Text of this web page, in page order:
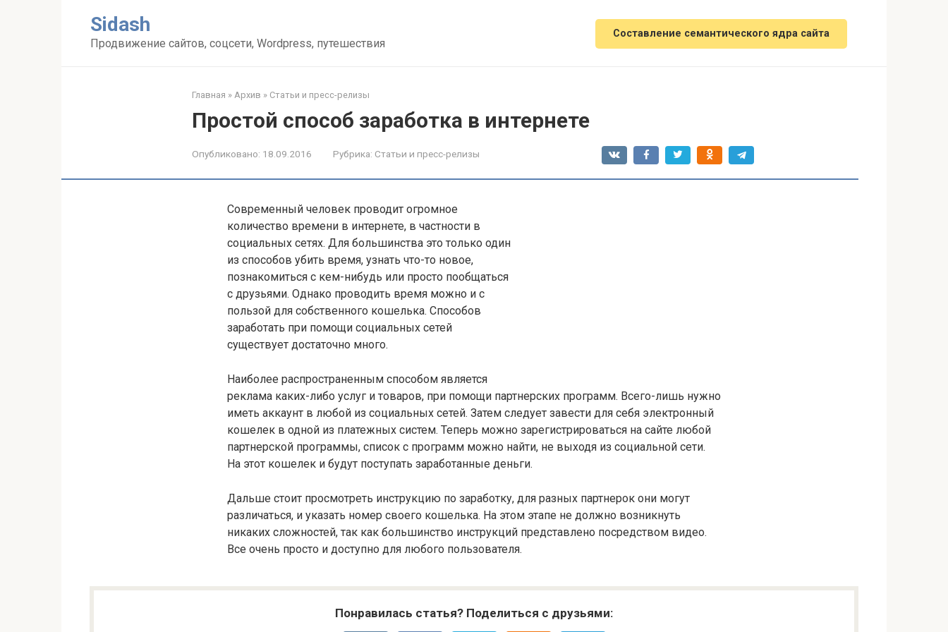
Sidash
Продвижение сайтов, соцсети, Wordpress, путешествия
Составление семантического ядра сайта
Главная » Архив » Статьи и пресс-релизы
Простой способ заработка в интернете
Опубликовано: 18.09.2016 Рубрика: Статьи и пресс-релизы
Современный человек проводит огромное
количество времени в интернете, в частности в
социальных сетях. Для большинства это только один
из способов убить время, узнать что-то новое,
познакомиться с кем-нибудь или просто пообщаться
с друзьями. Однако проводить время можно и с
пользой для собственного кошелька. Способов
заработать при помощи социальных сетей
существует достаточно много.
Наиболее распространенным способом является
реклама каких-либо услуг и товаров, при помощи партнерских программ. Всего-лишь нужно
иметь аккаунт в любой из социальных сетей. Затем следует завести для себя электронный
кошелек в одной из платежных систем. Теперь можно зарегистрироваться на сайте любой
партнерской программы, список с программ можно найти, не выходя из социальной сети.
На этот кошелек и будут поступать заработанные деньги.
Дальше стоит просмотреть инструкцию по заработку, для разных партнерок они могут
различаться, и указать номер своего кошелька. На этом этапе не должно возникнуть
никаких сложностей, так как большинство инструкций представлено посредством видео.
Все очень просто и доступно для любого пользователя.
Понравилась статья? Поделиться с друзьями: